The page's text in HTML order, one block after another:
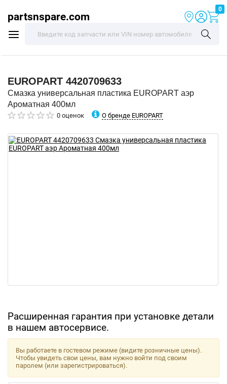
partsnspare.com
0
EUROPART 4420709633
Смазка универсальная пластика EUROPART аэр
Ароматная 400мл
0 оценок О бренде EUROPART
Расширенная гарантия при установке детали
в нашем автосервисе.
Вы работаете в гостевом режиме (видите розничные цены).
Чтобы увидеть свои цены, вам нужно войти под своим
паролем (или зарегистрироваться).